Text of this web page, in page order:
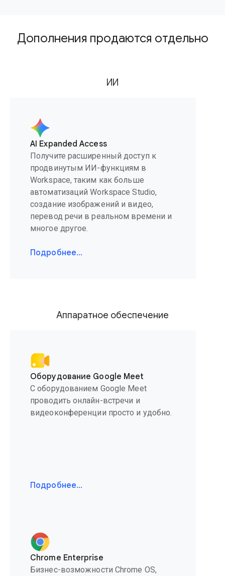
Дополнения продаются отдельно
ИИ
AI Expanded Access
Получите расширенный доступ к
продвинутым ИИ-функциям в
Workspace, таким как больше
автоматизаций Workspace Studio,
создание изображений и видео,
перевод речи в реальном времени и
многое другое.
Подробнее…
Аппаратное обеспечение
Оборудование Google Meet
С оборудованием Google Meet
проводить онлайн-встречи и
видеоконференции просто и удобно.
Подробнее…
Chrome Enterprise
Бизнес-возможности Chrome OS,